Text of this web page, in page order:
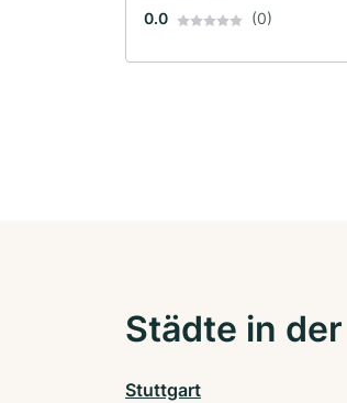
0.0 (0)
Städte in
Stuttgart